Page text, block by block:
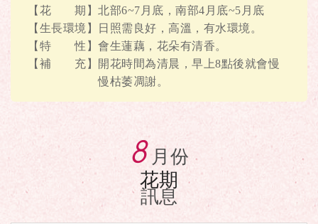
【花 期】北部6~7月底，南部4月底~5月底
【生長環境】日照需良好，高溫，有水環境。
【特 性】會生蓮藕，花朵有清香。
【補 充】開花時間為清晨，早上8點後就會慢
慢枯萎凋謝。
8月份
花期
訊息